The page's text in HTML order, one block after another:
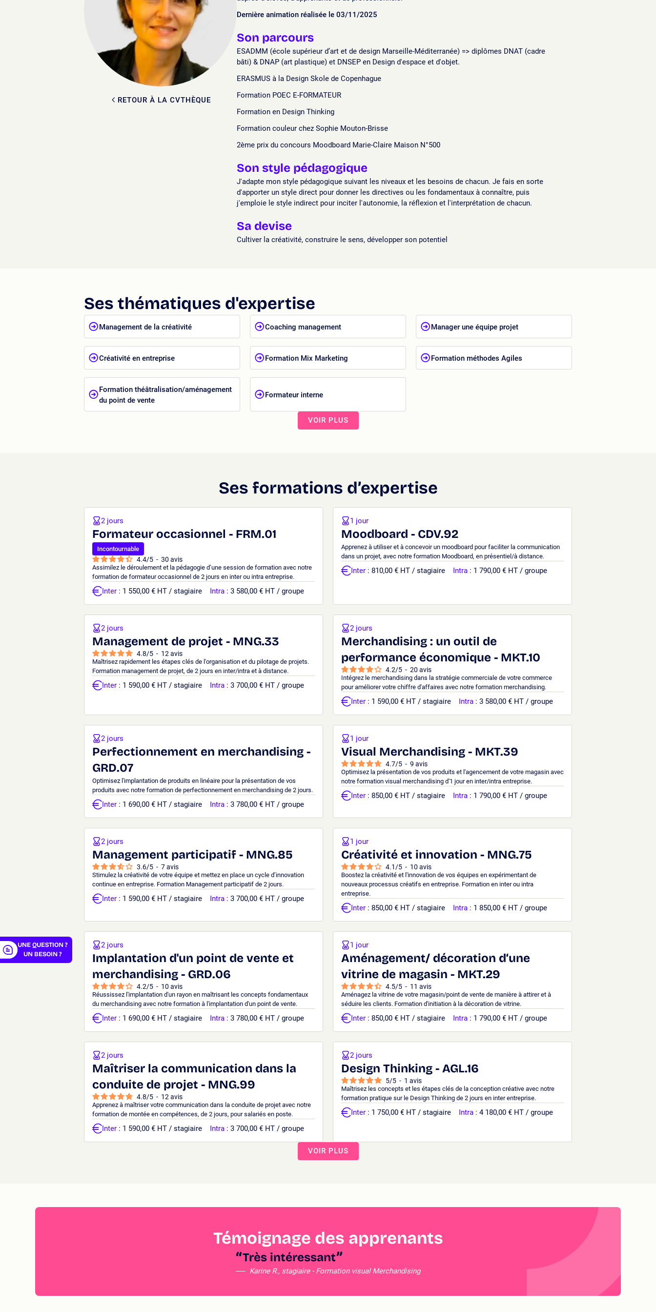
RETOUR À LA CVTHÈQUE
Dernière animation réalisée le 03/11/2025
Son parcours
ESADMM (école supérieur d’art et de design Marseille-Méditerranée) => diplômes DNAT (cadre
bâti) & DNAP (art plastique) et DNSEP en Design d'espace et d'objet.
ERASMUS à la Design Skole de Copenhague
Formation POEC E-FORMATEUR
Formation en Design Thinking
Formation couleur chez Sophie Mouton-Brisse
2ème prix du concours Moodboard Marie-Claire Maison N°500
Son style pédagogique
J'adapte mon style pédagogique suivant les niveaux et les besoins de chacun. Je fais en sorte
d'apporter un style direct pour donner les directives ou les fondamentaux à connaître, puis
j'emploie le style indirect pour inciter l'autonomie, la réflexion et l'interprétation de chacun.
Sa devise
Cultiver la créativité, construire le sens, développer son potentiel
Ses thématiques d'expertise
Management de la créativité Coaching management Manager une équipe projet
Créativité en entreprise Formation Mix Marketing Formation méthodes Agiles
Formation théâtralisation/aménagement
du point de vente
Formateur interne
VOIR PLUS
Ses formations d’expertise
Formateur occasionnel - FRM.01
Incontournable
4.4/5 - 30 avis
Assimilez le déroulement et la pédagogie d’une session de formation avec notre
formation de formateur occasionnel de 2 jours en inter ou intra entreprise.
2 jours
Inter : 1 550,00 € HT / stagiaire Intra : 3 580,00 € HT / groupe
Moodboard - CDV.92
Apprenez à utiliser et à concevoir un moodboard pour faciliter la communication
dans un projet, avec notre formation Moodboard, en présentiel/à distance.
1 jour
Inter : 810,00 € HT / stagiaire Intra : 1 790,00 € HT / groupe
Management de projet - MNG.33
4.8/5 - 12 avis
Maîtrisez rapidement les étapes clés de l'organisation et du pilotage de projets.
Formation management de projet, de 2 jours en inter/intra et à distance.
2 jours
Inter : 1 590,00 € HT / stagiaire Intra : 3 700,00 € HT / groupe
Merchandising : un outil de
performance économique - MKT.10
4.2/5 - 20 avis
Intégrez le merchandising dans la stratégie commerciale de votre commerce
pour améliorer votre chiffre d'affaires avec notre formation merchandising.
2 jours
Inter : 1 590,00 € HT / stagiaire Intra : 3 580,00 € HT / groupe
Perfectionnement en merchandising -
GRD.07
Optimisez l'implantation de produits en linéaire pour la présentation de vos
produits avec notre formation de perfectionnement en merchandising de 2 jours.
2 jours
Inter : 1 690,00 € HT / stagiaire Intra : 3 780,00 € HT / groupe
Visual Merchandising - MKT.39
4.7/5 - 9 avis
Optimisez la présentation de vos produits et l'agencement de votre magasin avec
notre formation visual merchandising d'1 jour en inter/intra entreprise.
1 jour
Inter : 850,00 € HT / stagiaire Intra : 1 790,00 € HT / groupe
Management participatif - MNG.85
3.6/5 - 7avis
Stimulez la créativité de votre équipe et mettez en place un cycle d’innovation
continue en entreprise. Formation Management participatif de 2 jours.
2 jours
Inter : 1 590,00 € HT / stagiaire Intra : 3 700,00 € HT / groupe
Créativité et innovation - MNG.75
4.1 /5 - 10 avis
Boostez la créativité et l'innovation de vos équipes en expérimentant de
nouveaux processus créatifs en entreprise. Formation en inter ou intra
entreprise.
1 jour
Inter : 850,00 € HT / stagiaire Intra : 1 850,00 € HT / groupe
Implantation d'un point de vente et
merchandising - GRD.06
4.2/5 - 10 avis
Réussissez l'implantation d'un rayon en maîtrisant les concepts fondamentaux
du merchandising avec notre formation à l'implantation d'un point de vente.
2 jours
Inter : 1 690,00 € HT / stagiaire Intra : 3 780,00 € HT / groupe
Aménagement/ décoration d‘une
vitrine de magasin - MKT.29
4.5/5 - 11 avis
Aménagez la vitrine de votre magasin/point de vente de manière à attirer et à
séduire les clients. Formation d'initiation à la décoration de vitrine.
1 jour
Inter : 850,00 € HT / stagiaire Intra : 1 790,00 € HT / groupe
Maîtriser la communication dans la
conduite de projet - MNG.99
4.8/5 - 12 avis
Apprenez à maîtriser votre communication dans la conduite de projet avec notre
formation de montée en compétences, de 2 jours, pour salariés en poste.
2 jours
Inter : 1 590,00 € HT / stagiaire Intra : 3 700,00 € HT / groupe
Design Thinking - AGL.16
5/5 - 1 avis
Maîtrisez les concepts et les étapes clés de la conception créative avec notre
formation pratique sur le Design Thinking de 2 jours en inter entreprise.
2 jours
Inter : 1 750,00 € HT / stagiaire Intra : 4 180,00 € HT / groupe
VOIR PLUS
Témoignage des apprenants
Très intéressant
Karine R., stagiaire - Formation visual Merchandising
UNE QUESTION ?
UN BESOIN ?